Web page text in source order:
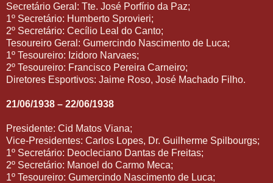
Secretário Geral: Tte. José Porfírio da Paz;
1º Secretário: Humberto Sprovieri;
2º Secretário: Cecílio Leal do Canto;
Tesoureiro Geral: Gumercindo Nascimento de Luca;
1º Tesoureiro: Izidoro Narvaes;
2º Tesoureiro: Francisco Pereira Carneiro;
Diretores Esportivos: Jaime Roso, José Machado Filho.
21/06/1938 – 22/06/1938
Presidente: Cid Matos Viana;
Vice-Presidentes: Carlos Lopes, Dr. Guilherme Spilbourgs;
1º Secretário: Deocleciano Dantas de Freitas;
2º Secretário: Manoel do Carmo Meca;
1º Tesoureiro: Gumercindo Nascimento de Luca;